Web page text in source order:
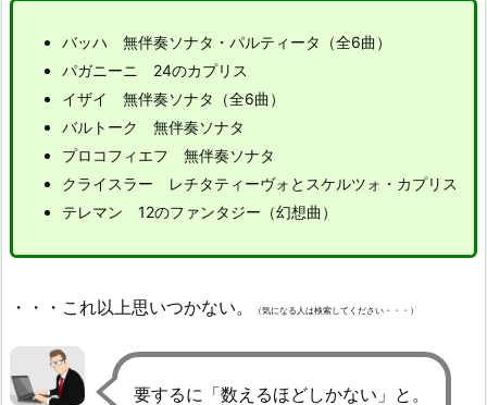
バッハ 無伴奏ソナタ・パルティータ（全6曲）
パガニーニ 24のカプリス
イザイ 無伴奏ソナタ（全6曲）
バルトーク 無伴奏ソナタ
プロコフィエフ 無伴奏ソナタ
クライスラー レチタティーヴォとスケルツォ・カプリス
テレマン 12のファンタジー（幻想曲）
・・・これ以上思いつかない。 （気になる人は検索してください・・・）
要するに「数えるほどしかない」と。